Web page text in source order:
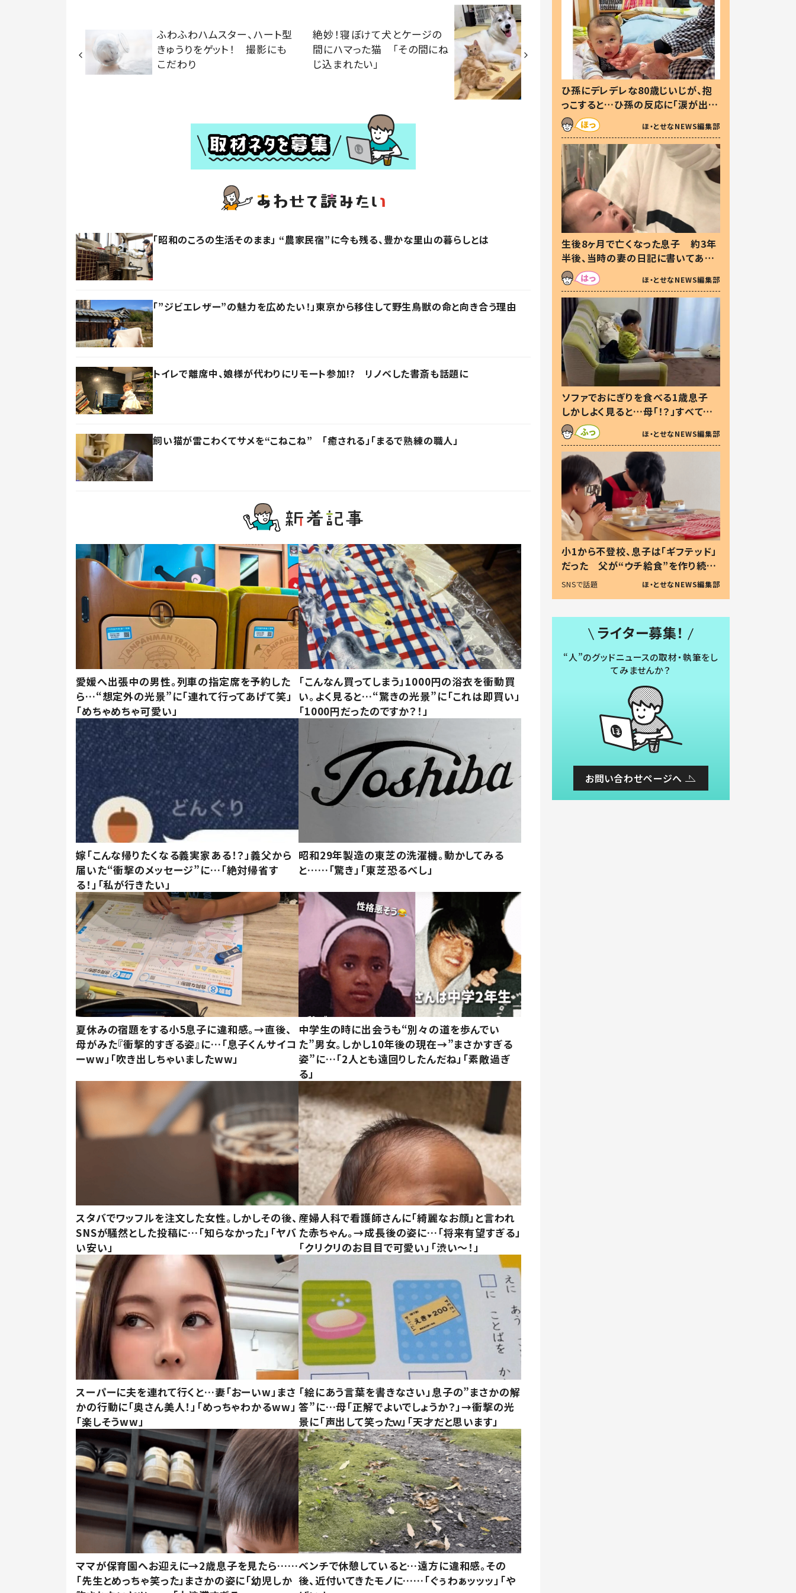
ふわふわハムスター、ハート型
きゅうりをゲット！ 撮影にも
こだわり
絶妙！寝ぼけて犬とケージの
間にハマった猫 「その間にね
じ込まれたい」
「昭和のころの生活そのまま」 “農家民宿”に今も残る、豊かな里山の暮らしとは
「”ジビエレザー”の魅力を広めたい！」東京から移住して野生鳥獣の命と向き合う理由
トイレで離席中、娘様が代わりにリモート参加!? リノベした書斎も話題に
飼い猫が雷こわくてサメを“こねこね” 「癒される」「まるで熟練の職人」
愛媛へ出張中の男性。列車の指定席を予約した
ら…“想定外の光景”に「連れて行ってあげて笑」
「めちゃめちゃ可愛い」
「こんなん買ってしまう」1000円の浴衣を衝動買
い。よく見ると…“驚きの光景”に「これは即買い」
「1000円だったのですか？！」
嫁「こんな帰りたくなる義実家ある！？」義父から
届いた“衝撃のメッセージ”に…「絶対帰省す
る！」「私が行きたい」
昭和29年製造の東芝の洗濯機。動かしてみる
と……「驚き」「東芝恐るべし」
夏休みの宿題をする小5息子に違和感。→直後、
母がみた『衝撃的すぎる姿』に…「息子くんサイコ
ーww」「吹き出しちゃいましたww」
中学生の時に出会うも“別々の道を歩んでい
た”男女。しかし10年後の現在→”まさかすぎる
姿”に…「2人とも遠回りしたんだね」「素敵過ぎ
る」
スタバでワッフルを注文した女性。しかしその後、
SNSが騒然とした投稿に…「知らなかった」「ヤバ
い安い」
産婦人科で看護師さんに「綺麗なお顔」と言われ
た赤ちゃん。→成長後の姿に…「将来有望すぎる」
「クリクリのお目目で可愛い」「渋い～！」
スーパーに夫を連れて行くと…妻「おーいw」まさ
かの行動に「奥さん美人！」「めっちゃわかるww」
「楽しそうww」
「絵にあう言葉を書きなさい」息子の”まさかの解
答”に…母「正解でよいでしょうか？」→衝撃の光
景に「声出して笑ったｗ」「天才だと思います」
ママが保育園へお迎えに→2歳息子を見たら……
「先生とめっちゃ笑った」まさかの姿に「幼児しか
ベンチで休憩していると…遠方に違和感。その
後、近付いてきたモノに……「ぐぅわぁッッッ」「や
ひ孫にデレデレな80歳じいじが、抱
っこすると…ひ孫の反応に「涙が出ま
した」「可愛くて仕方ない」
ほ・とせなNEWS編集部
生後8ヶ月で亡くなった息子 約3年
半後、当時の妻の日記に書いてあっ
た本音とは
ほ・とせなNEWS編集部
ソファでおにぎりを食べる1歳息子
しかしよく見ると…母「！？」すべてを
察した母の投稿に「可愛いから許
す！」「現行犯〜」
ほ・とせなNEWS編集部
小1から不登校、息子は「ギフテッド」
だった 父が“ウチ給食”を作り続け
る理由とは #令和の親 #令和の子
SNSで話題 ほ・とせなNEWS編集部
ライター募集！
“人”のグッドニュースの取材・執筆をし
てみませんか？
お問い合わせページへ